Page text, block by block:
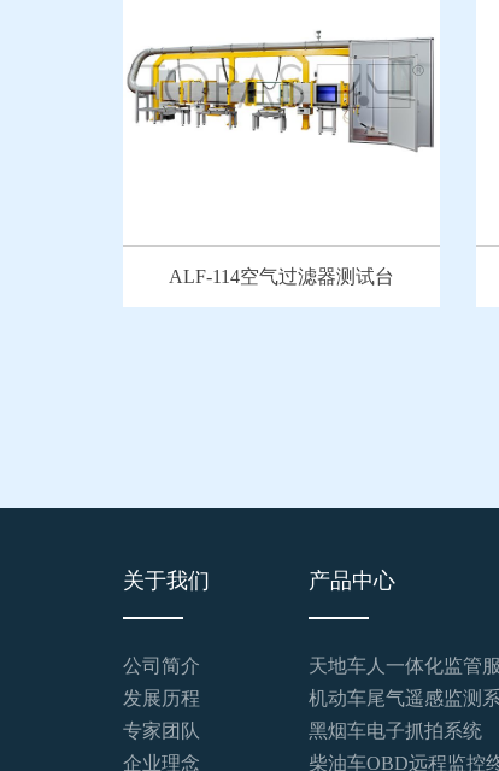
ALF-114空气过滤器测试台
关于我们
公司简介
发展历程
专家团队
企业理念
产品中心
天地车人一体化监管
机动车尾气遥感监测
黑烟车电子抓拍系统
柴油车OBD远程监控